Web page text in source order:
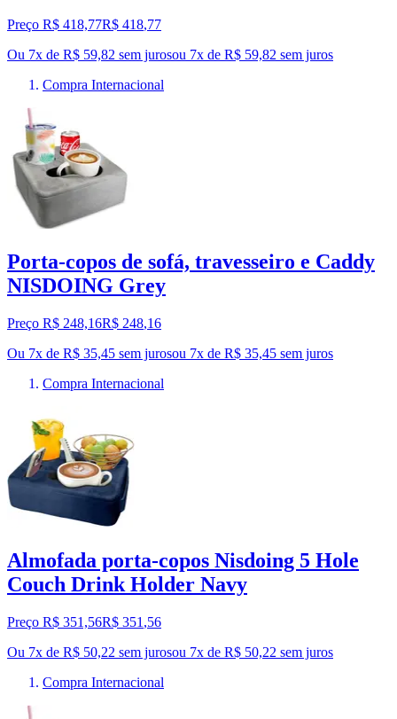
Preço R$ 418,77R$ 418,77
Ou 7x de R$ 59,82 sem jurosou 7x de R$ 59,82 sem juros
Compra Internacional
Porta-copos de sofá, travesseiro e Caddy
NISDOING Grey
Preço R$ 248,16R$ 248,16
Ou 7x de R$ 35,45 sem jurosou 7x de R$ 35,45 sem juros
Compra Internacional
Almofada porta-copos Nisdoing 5 Hole
Couch Drink Holder Navy
Preço R$ 351,56R$ 351 ,56
Ou 7x de R$ 50,22 sem jurosou 7x de R$ 50,22 sem juros
Compra Internacional